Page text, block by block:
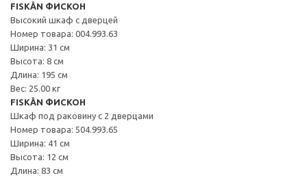
FISKÅN ФИСКОН
Высокий шкаф с дверцей
Номер товара: 004.993.63
Ширина: 31 см
Высота: 8 см
Длина: 195 см
Вес: 25.00 кг
FISKÅN ФИСКОН
Шкаф под раковину с 2 дверцами
Номер товара: 504.993.65
Ширина: 41 см
Высота: 12 см
Длина: 83 см